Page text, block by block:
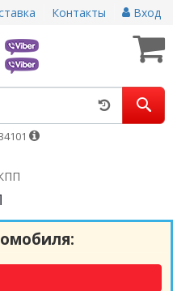
Контакты Вход